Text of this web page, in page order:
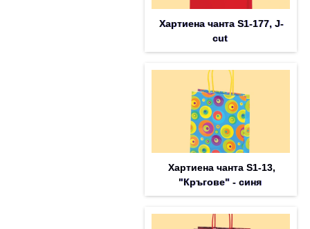
Хартиена чанта S1-177, J-
cut
Хартиена чанта S1-13,
"Кръгове" - синя